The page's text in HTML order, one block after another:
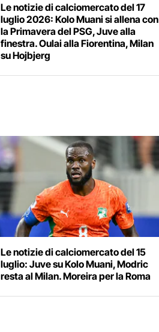
Le notizie di calciomercato del 17
luglio 2026: Kolo Muani si allena con
la Primavera del PSG, Juve alla
finestra. Oulai alla Fiorentina, Milan
su Hojbjerg
Le notizie di calciomercato del 15
luglio: Juve su Kolo Muani, Modric
resta al Milan. Moreira per la Roma